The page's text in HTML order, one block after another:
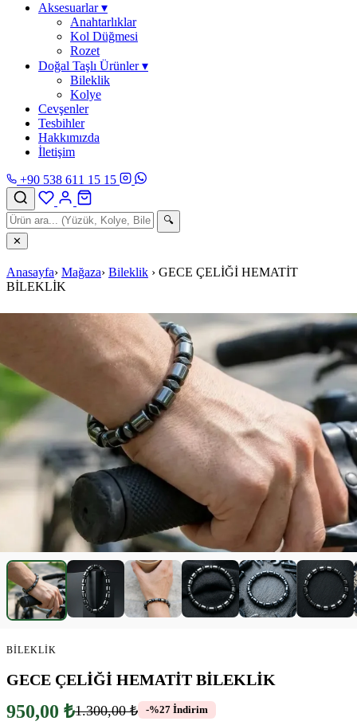
Aksesuarlar▾
Anahtarlıklar
Kol Düğmesi
Rozet
Doğal Taşlı Ürünler▾
Bileklik
Kolye
Cevşenler
Tesbihler
Hakkımızda
İletişim
+90 538 611 15 15
🔍
✕
Anasayfa› Mağaza› Bileklik › GECE ÇELİĞİ HEMATİT
BİLEKLİK
BILEKLIK
GECE ÇELİĞİ HEMATİT BİLEKLİK
950,00 ₺1.300,00 ₺ -%27 İndirim